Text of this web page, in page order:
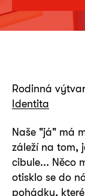
Rodinná
Identita
Naše "já" má
záleží na tom,
cibule... Něco
otisklo se do
pohádky,